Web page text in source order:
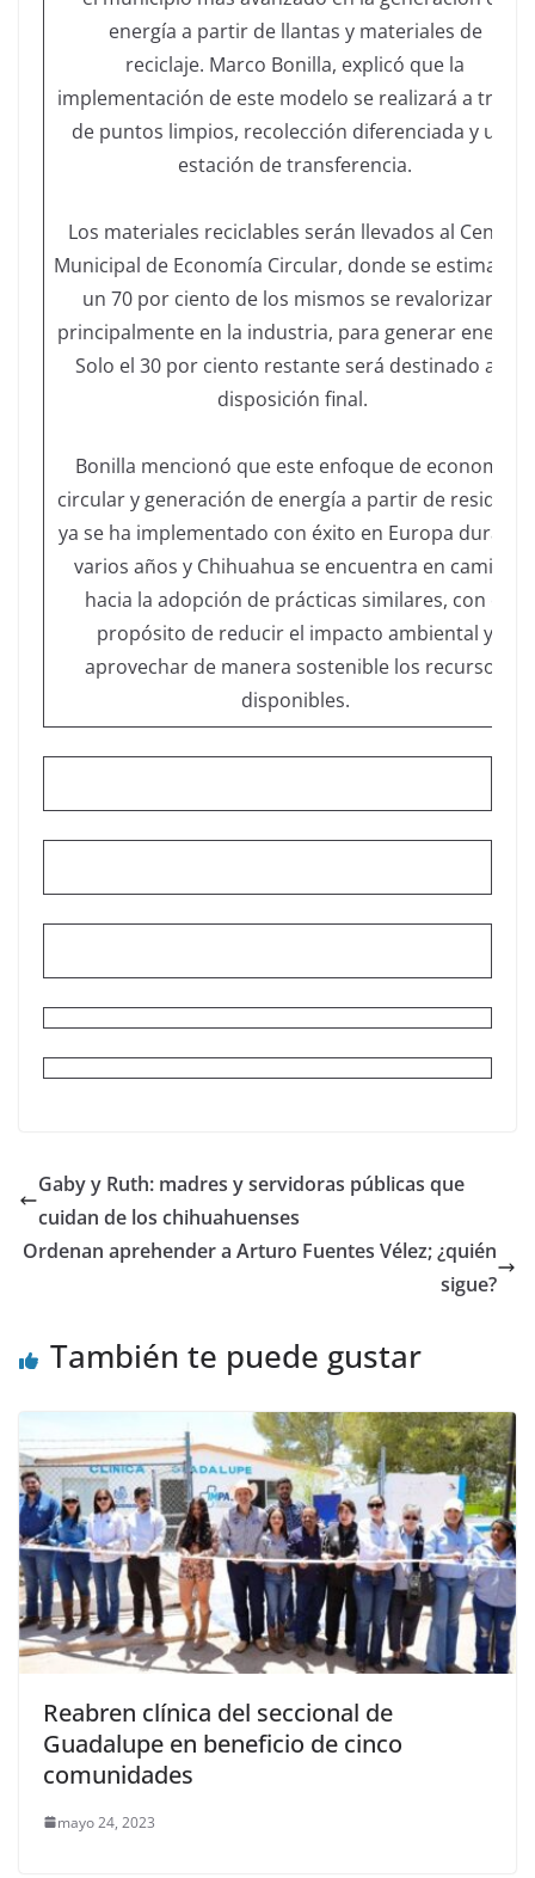
energía a partir de llantas y materiales de
reciclaje. Marco Bonilla, explicó que la
implementación de este modelo se realizará a través
de puntos limpios, recolección diferenciada y una
estación de transferencia.
Los materiales reciclables serán llevados al Centro
Municipal de Economía Circular, donde se estima que
un 70 por ciento de los mismos se revalorizará,
principalmente en la industria, para generar energía.
Solo el 30 por ciento restante será destinado a la
disposición final.
Bonilla mencionó que este enfoque de economía
circular y generación de energía a partir de residuos,
ya se ha implementado con éxito en Europa durante
varios años y Chihuahua se encuentra en camino
hacia la adopción de prácticas similares, con el
propósito de reducir el impacto ambiental y
aprovechar de manera sostenible los recursos
disponibles.
Gaby y Ruth: madres y servidoras públicas que
cuidan de los chihuahuenses
Ordenan aprehender a Arturo Fuentes Vélez; ¿quién
sigue?
También te puede gustar
Reabren clínica del seccional de
Guadalupe en beneficio de cinco
comunidades
mayo 24, 2023